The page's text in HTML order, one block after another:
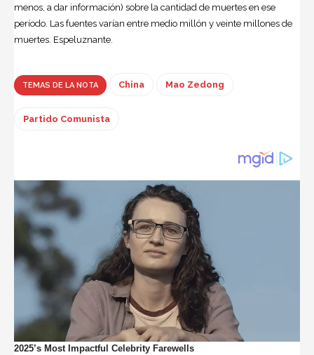
menos, a dar información) sobre la cantidad de muertes en ese
período. Las fuentes varían entre medio millón y veinte millones de
muertes. Espeluznante.
TEMAS DE LA NOTA China Mao Zedong
Partido Comunista